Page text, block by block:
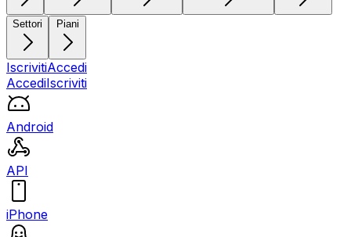
Settori Piani
IscrivitiAccedi
AccediIscriviti
Android
API
iPhone